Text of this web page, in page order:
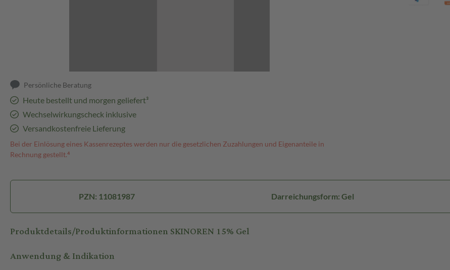
Persönliche Beratung
Heute bestellt und morgen geliefert³
Wechselwirkungscheck inklusive
Versandkostenfreie Lieferung
Bei der Einlösung eines Kassenrezeptes werden nur die gesetzlichen Zuzahlungen und Eigenanteile in
Rechnung gestellt.⁴
PZN: 11081987 Darreichungsform: Gel
Produktdetails/Produktinformationen SKINOREN 15% Gel
Anwendung & Indikation